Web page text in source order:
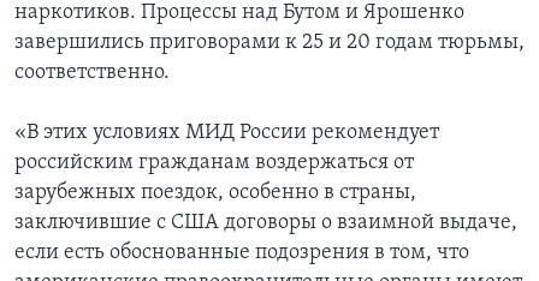
наркотиков. Процессы над Бутом и Ярошенко
завершились приговорами к 25 и 20 годам тюрьмы,
соответственно.
«В этих условиях МИД России рекомендует
российским гражданам воздержаться от
зарубежных поездок, особенно в страны,
заключившие с США договоры о взаимной выдаче,
если есть обоснованные подозрения в том, что